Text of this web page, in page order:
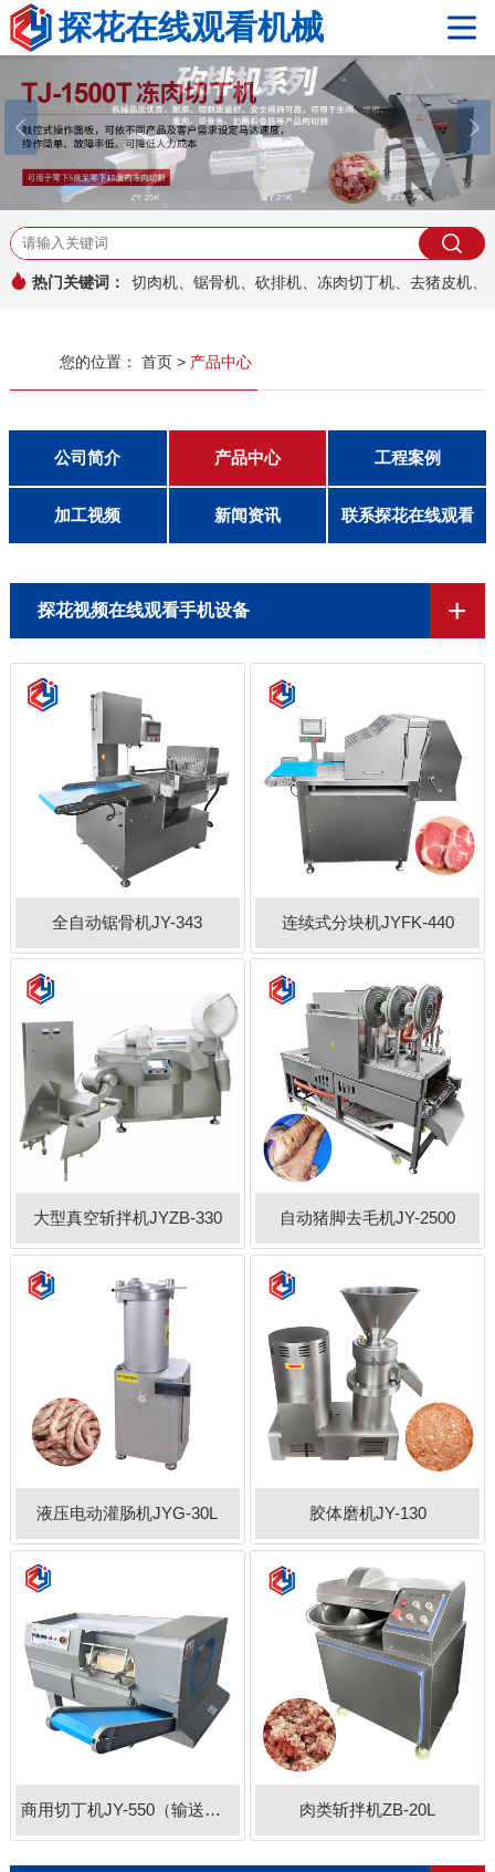
探花在线观看机械
网站首页
关于探花在线观看
工程案例
安装与维护
热门关键词： 切肉机、锯骨机、砍排机、冻肉切丁机、去猪皮机
您的位置： 首页> 产品中心
公司简介 产品中心 工程案例
加工视频 新闻资讯 联系探花在线观看
探花视频在线观看手机设备 +
全自动锯骨机JY-343 连续式分块机JYFK-440
大型真空斩拌机JYZB-330 自动猪脚去毛机JY-2500
液压电动灌肠机JYG-30L 胶体磨机JY-130
商用切丁机JY-550（输送带款） 肉类斩拌机ZB-20L